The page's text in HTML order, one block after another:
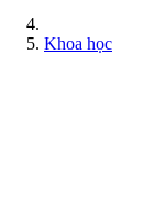
Khoa học